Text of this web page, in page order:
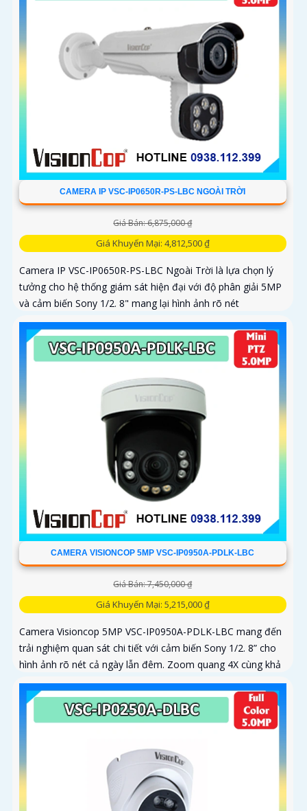
CAMERA IP VSC-IP0650R-PS-LBC NGOÀI TRỜI
Giá Bán: 6,875,000 ₫
Giá Khuyến Mại: 4,812,500 ₫
Camera IP VSC-IP0650R-PS-LBC Ngoài Trời là lựa chọn lý
tưởng cho hệ thống giám sát hiện đại với độ phân giải 5MP
và cảm biến Sony 1/2. 8" mang lại hình ảnh rõ nét
CAMERA VISIONCOP 5MP VSC-IP0950A-PDLK-LBC
Giá Bán: 7,450,000 ₫
Giá Khuyến Mại: 5,215,000 ₫
Camera Visioncop 5MP VSC-IP0950A-PDLK-LBC mang đến
trải nghiệm quan sát chi tiết với cảm biến Sony 1/2. 8” cho
hình ảnh rõ nét cả ngày lẫn đêm. Zoom quang 4X cùng khả
năng xoay...